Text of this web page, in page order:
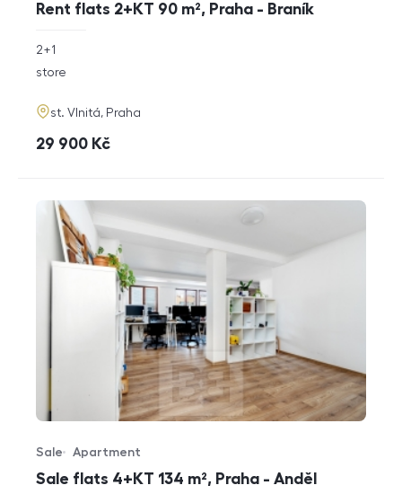
Rent flats 2+KT 90 m², Praha - Braník
rozměry
2+1
funkce
store
adresa
st. Vlnitá, Praha
cena
29 900 Kč
Sale flats 4+KT 134 m², Praha - Anděl
Offer type
Sale
Property type
Apartment